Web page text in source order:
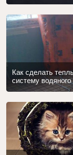
Как сделать
систему